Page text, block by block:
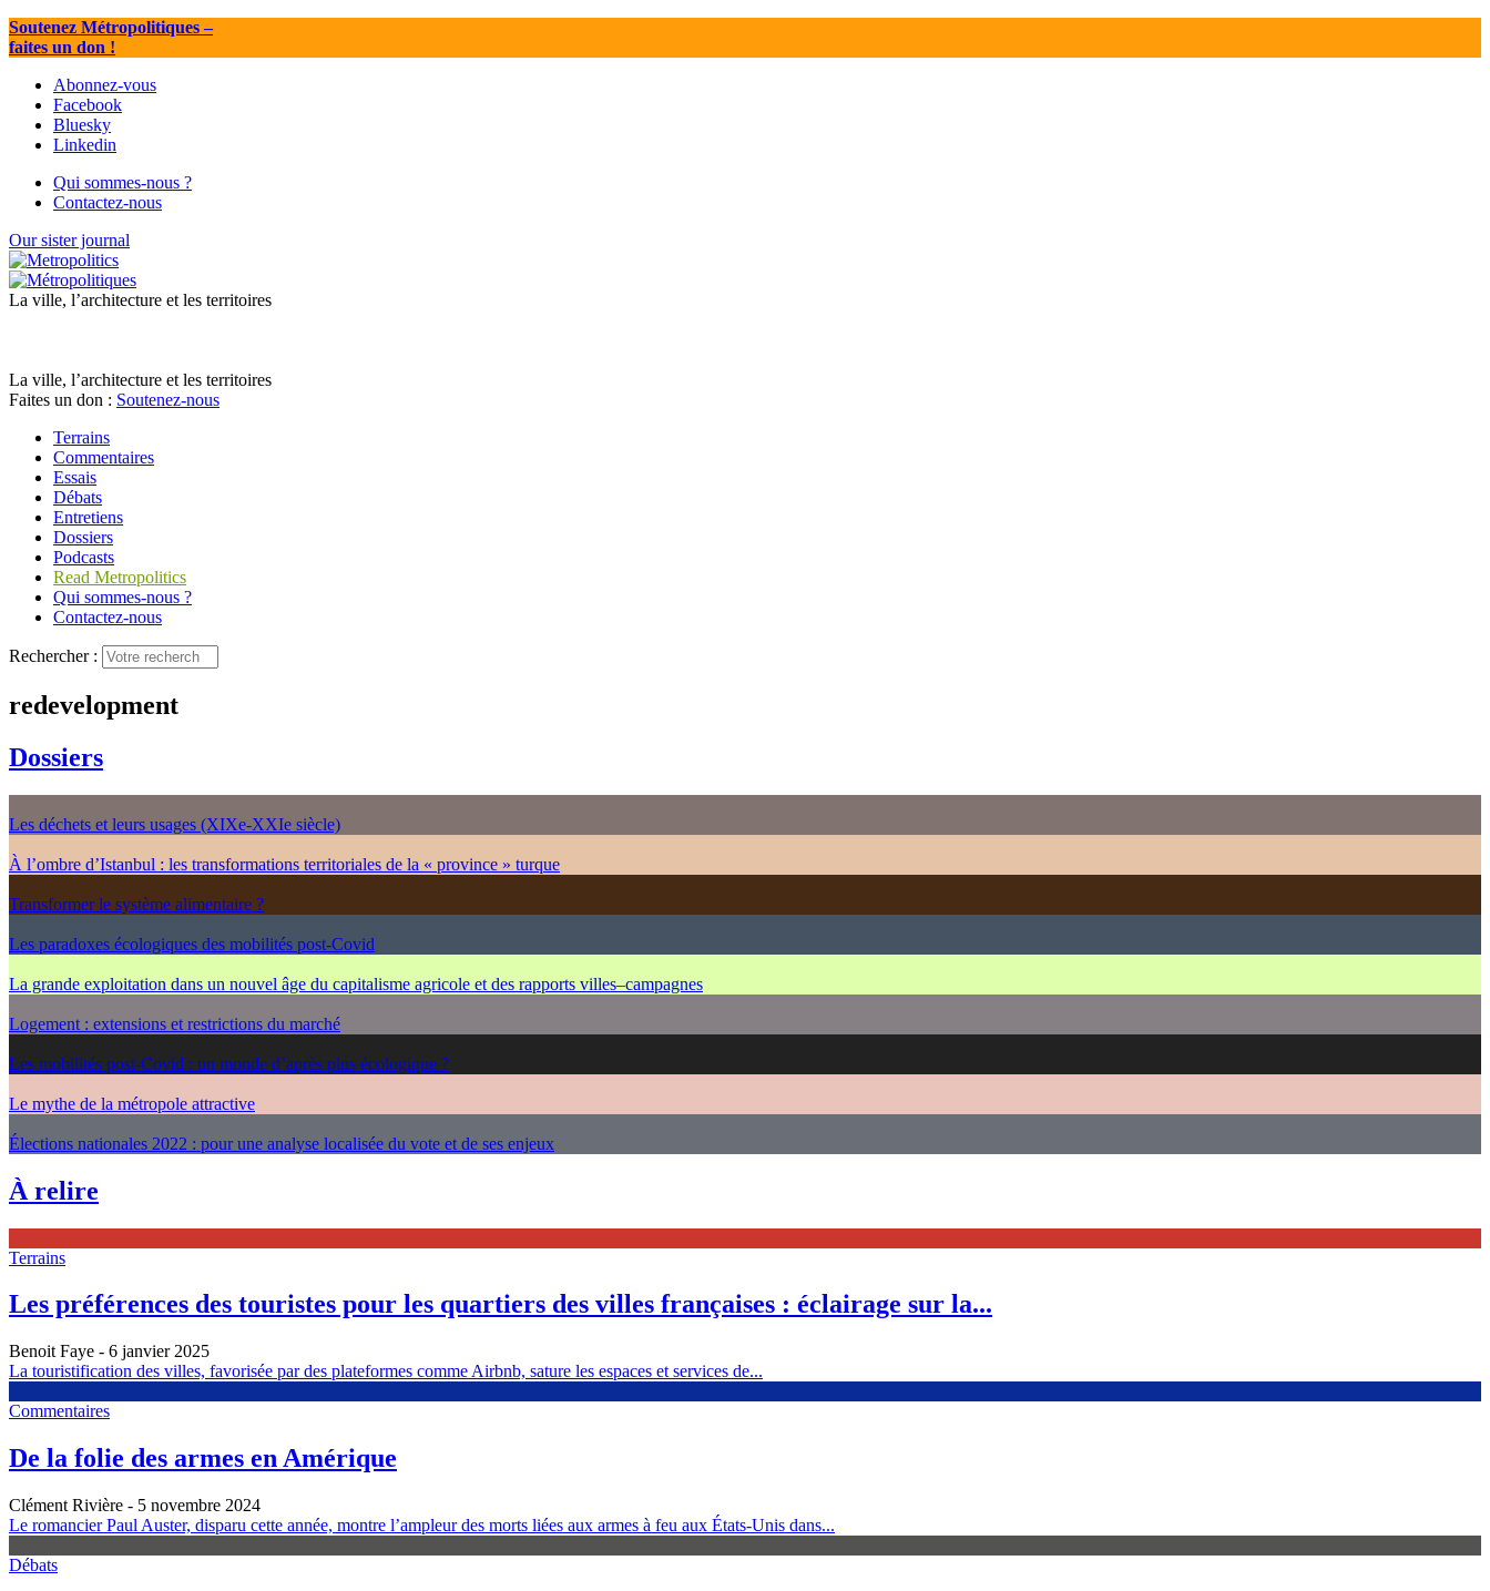
Soutenez Métropolitiques–
faites un don !
Abonnez-vous
Facebook
Bluesky
Linkedin
Qui sommes-nous ?
Contactez-nous
Our sister journal
La ville, l’architecture et les territoires
La ville, l’architecture et les territoires
Faites un don : Soutenez-nous
Terrains
Commentaires
Essais
Débats
Entretiens
Dossiers
Podcasts
Read Metropolitics
Qui sommes-nous ?
Contactez-nous
Rechercher :
redevelopment
Dossiers
Les déchets et leurs usages (XIXe-XXIe siècle)
À l’ombre d’Istanbul : les transformations territoriales de la « province » turque
Transformer le système alimentaire ?
Les paradoxes écologiques des mobilités post-Covid
La grande exploitation dans un nouvel âge du capitalisme agricole et des rapports villes–campagnes
Logement : extensions et restrictions du marché
Les mobilités post-Covid : un monde d’après plus écologique ?
Le mythe de la métropole attractive
Élections nationales 2022 : pour une analyse localisée du vote et de ses enjeux
À relire
Terrains
Les préférences des touristes pour les quartiers des villes françaises : éclairage sur la...
Benoit Faye - 6 janvier 2025
La touristification des villes, favorisée par des plateformes comme Airbnb, sature les espaces et services de...
Commentaires
De la folie des armes en Amérique
Clément Rivière - 5 novembre 2024
Le romancier Paul Auster, disparu cette année, montre l’ampleur des morts liées aux armes à feu aux États-Unis dans...
Débats